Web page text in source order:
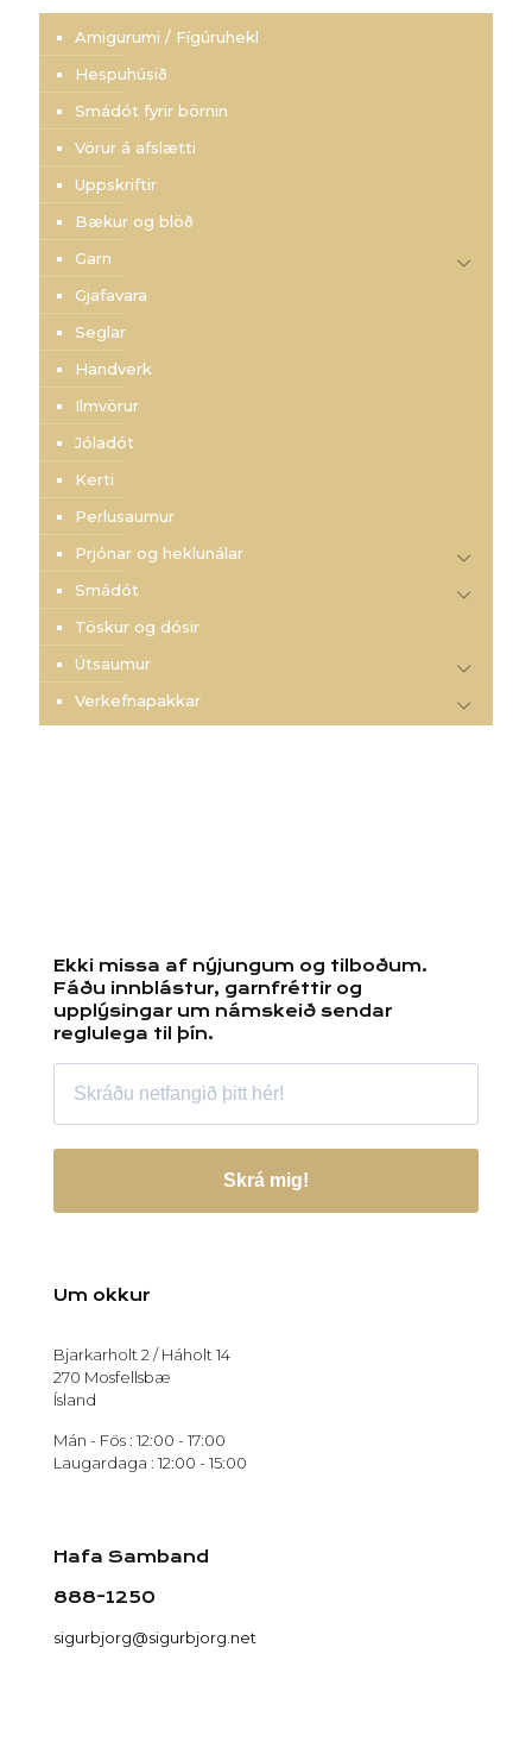
Amigurumi / Fígúruhekl
Hespuhúsið
Smádót fyrir börnin
Vörur á afslætti
Uppskriftir
Bækur og blöð
Garn
Gjafavara
Seglar
Handverk
Ilmvörur
Jóladót
Kerti
Perlusaumur
Prjónar og heklunálar
Smádót
Töskur og dósir
Útsaumur
Verkefnapakkar
Ekki missa af nýjungum og tilboðum.
Fáðu innblástur, garnfréttir og
upplýsingar um námskeið sendar
reglulega til þín.
Skrá mig!
Um okkur
Bjarkarholt 2 / Háholt 14
270 Mosfellsbæ
Ísland
Mán - Fös : 12:00 - 17:00
Laugardaga : 12:00 - 15:00
Hafa Samband
888-1250
sigurbjorg@sigurbjorg.net